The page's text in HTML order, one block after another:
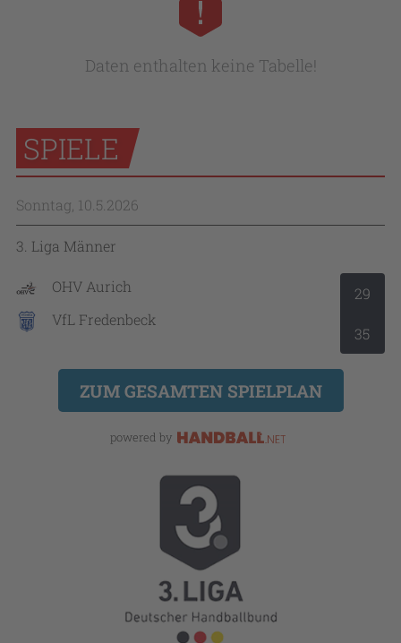
Daten enthalten keine Tabelle!
SPIELE
Sonntag, 10.5.2026
3. Liga Männer
OHV Aurich
VfL Fredenbeck
29
35
ZUM GESAMTEN SPIELPLAN
powered by